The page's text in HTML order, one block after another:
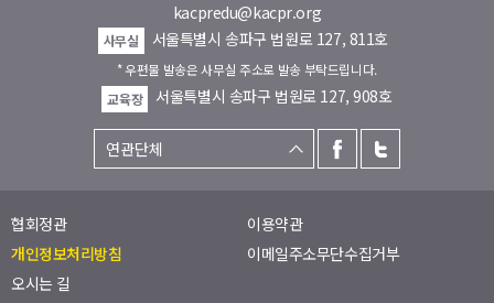
kacpredu@kacpr.org
사무실 서울특별시 송파구 법원로 127, 811호
* 우편물 발송은 사무실 주소로 발송 부탁드립니다.
교육장
서울특별시 송파구 법원로 127, 908호
협회정관
이용약관
개인정보처리방침
이메일주소무단수집거부
오시는 길